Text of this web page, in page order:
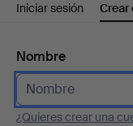
Iniciar sesión Crear
Nombre
¿Quieres crear una